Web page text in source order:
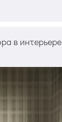
в интерьере